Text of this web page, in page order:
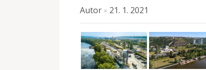
Autor × 21. 1. 2021